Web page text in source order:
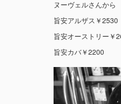
ヌーヴェルさんから
旨安アルザス￥2530
旨安オーストリー￥
旨安カバ￥2200